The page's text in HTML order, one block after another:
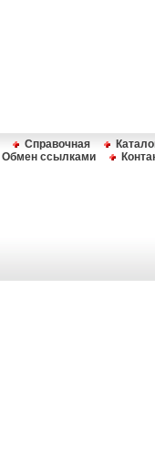
Справочная
Обмен ссылками